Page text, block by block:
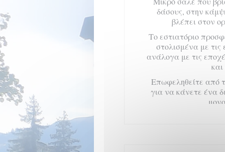
δάσους, στην
βλέπει στον
Το εστιατόριο
στολισμένα με
ανάλογα με τις
Επωφεληθείτε από
για να κάνετε ένα